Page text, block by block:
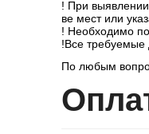
! При выявлении
ве мест или
! Необходимо
!Все требуемые
По любым
Опл